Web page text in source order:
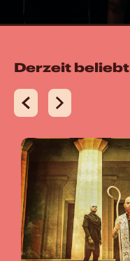
Derzeit beliebt